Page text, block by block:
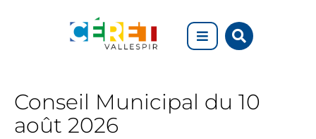
Aller à la recherche
sur
Conseils
municipaux
Conseil Municipal du 10
août 2026